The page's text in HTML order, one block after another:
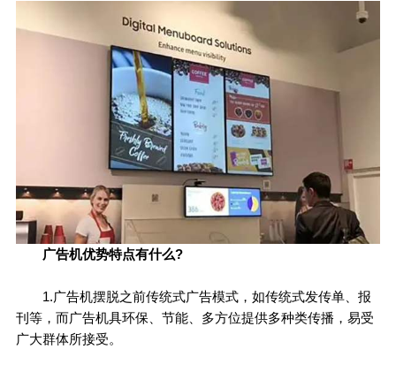
广告机优势特点有什么?
1.广告机摆脱之前传统式广告模式，如传统式发传单、报
刊等，而广告机具环保、节能、多方位提供多种类传播，易受
广大群体所接受。